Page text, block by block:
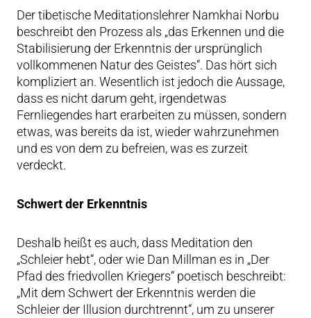
Der tibetische Meditationslehrer Namkhai Norbu
beschreibt den Prozess als „das Erkennen und die
Stabilisierung der Erkenntnis der ursprünglich
vollkommenen Natur des Geistes“. Das hört sich
kompliziert an. Wesentlich ist jedoch die Aussage,
dass es nicht darum geht, irgendetwas
Fernliegendes hart erarbeiten zu müssen, sondern
etwas, was bereits da ist, wieder wahrzunehmen
und es von dem zu befreien, was es zurzeit
verdeckt.
Schwert der Erkenntnis
Deshalb heißt es auch, dass Meditation den
„Schleier hebt“, oder wie Dan Millman es in „Der
Pfad des friedvollen Kriegers“ poetisch beschreibt:
„Mit dem Schwert der Erkenntnis werden die
Schleier der Illusion durchtrennt“, um zu unserer